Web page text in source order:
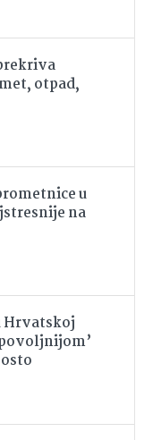
otpad,
u
na
Hrvatskoj